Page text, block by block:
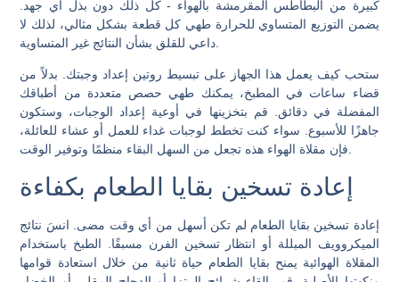
كبيرة من البطاطس المقرمشة بالهواء - كل ذلك دون بذل أي جهد.
يضمن التوزيع المتساوي للحرارة طهي كل قطعة بشكل مثالي، لذلك لا
ستحب كيف يعمل هذا الجهاز على تبسيط روتين إعداد وجبتك. بدلاً من
قضاء ساعات في المطبخ، يمكنك طهي حصص متعددة من أطباقك
المفضلة في دقائق. قم بتخزينها في أوعية إعداد الوجبات، وستكون
جاهزًا للأسبوع. سواء كنت تخطط لوجبات غداء للعمل أو عشاء للعائلة،
فإن مقلاة الهواء هذه تجعل من السهل البقاء منظمًا وتوفير الوقت.
إعادة تسخين بقايا الطعام بكفاءة
إعادة تسخين بقايا الطعام لم تكن أسهل من أي وقت مضى. انسَ نتائج
الميكروويف المبللة أو انتظار تسخين الفرن مسبقًا. الطبخ باستخدام
المقلاة الهوائية يمنح بقايا الطعام حياة ثانية من خلال استعادة قوامها